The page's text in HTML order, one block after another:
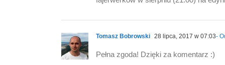
Tomasz Bobrowski 28 lipca, 2017 w 07:03-
Pełna zgoda! Dzięki za komentarz :)